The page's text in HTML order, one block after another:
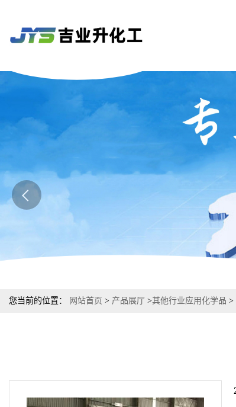
您当前的位置： 网站首页 > 产品展厅 >其他行业应用化学品 >